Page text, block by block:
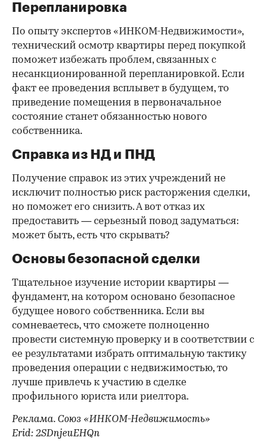
Перепланировка
По опыту экспертов «ИНКОМ-Недвижимости»,
технический осмотр квартиры перед покупкой
поможет избежать проблем, связанных с
несанкционированной перепланировкой. Если
факт ее проведения всплывет в будущем, то
приведение помещения в первоначальное
состояние станет обязанностью нового
собственника.
Справка из НД и ПНД
Получение справок из этих учреждений не
исключит полностью риск расторжения сделки,
но поможет его снизить. А вот отказ их
предоставить — серьезный повод задуматься:
может быть, есть что скрывать?
Основы безопасной сделки
Тщательное изучение истории квартиры —
фундамент, на котором основано безопасное
будущее нового собственника. Если вы
сомневаетесь, что сможете полноценно
провести системную проверку и в соответствии с
ее результатами избрать оптимальную тактику
проведения операции с недвижимостью, то
лучше привлечь к участию в сделке
профильного юриста или риелтора.
Реклама. Союз «ИНКОМ-Недвижимость»
Erid: 2SDnjeuEHQn